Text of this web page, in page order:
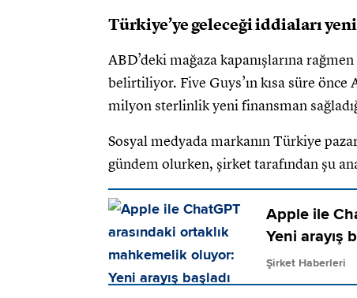
Türkiye’ye geleceği iddiaları
ABD’deki mağaza kapanışlarına
belirtiliyor. Five Guys’ın kısa süre önce
milyon sterlinlik yeni finansman
Sosyal medyada markanın Türkiye
gündem olurken, şirket tarafından şu
Apple ile
Yeni arayış
Şirket Haberleri